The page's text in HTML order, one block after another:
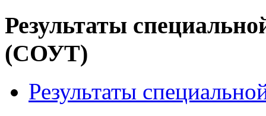
Результаты
(СОУТ)
Результаты